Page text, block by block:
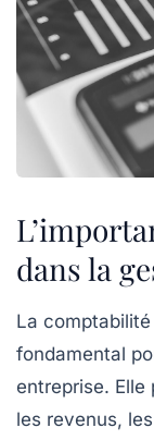
dans la
La comptabilité
fondamental
entreprise. Elle
les revenus, les